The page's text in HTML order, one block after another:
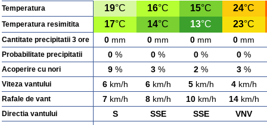
Temperatura 19°C 16°C 15°C 24°C
Temperatura resimitita 17°C 14°C 13°C 23°C
Cantitate precipitatii 3 ore 0 mm 0 mm 0 mm 0 mm
Probabilitate precipitatii 0 % 0 % 0 % 0 %
Acoperire cu nori 9 % 3 % 2 % 3 %
Viteza vantului 6km/h 6km/h 5km/h 4km/h
Rafale de vant 7km/h 8km/h 10km/h 14km/h
Directia vantului S SSE SSE VNV